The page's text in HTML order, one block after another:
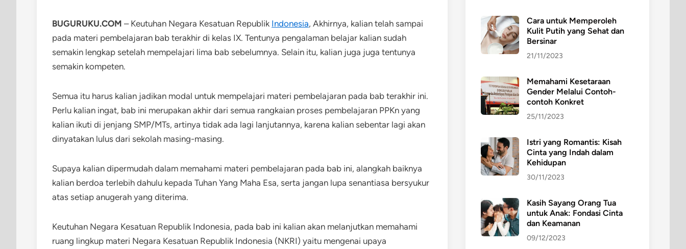
BUGURUKU.COM – Keutuhan Negara Kesatuan Republik Indonesia, Akhirnya, kalian telah sampai
pada materi pembelajaran bab terakhir di kelas IX. Tentunya pengalaman belajar kalian sudah
semakin lengkap setelah mempelajari lima bab sebelumnya. Selain itu, kalian juga juga tentunya
semakin kompeten.
Semua itu harus kalian jadikan modal untuk mempelajari materi pembelajaran pada bab terakhir ini.
Perlu kalian ingat, bab ini merupakan akhir dari semua rangkaian proses pembelajaran PPKn yang
kalian ikuti di jenjang SMP/MTs, artinya tidak ada lagi lanjutannya, karena kalian sebentar lagi akan
dinyatakan lulus dari sekolah masing-masing.
Supaya kalian dipermudah dalam memahami materi pembelajaran pada bab ini, alangkah baiknya
kalian berdoa terlebih dahulu kepada Tuhan Yang Maha Esa, serta jangan lupa senantiasa bersyukur
atas setiap anugerah yang diterima.
Keutuhan Negara Kesatuan Republik Indonesia, pada bab ini kalian akan melanjutkan memahami
ruang lingkup materi Negara Kesatuan Republik Indonesia (NKRI) yaitu mengenai upaya
Cara untuk Memperoleh
Kulit Putih yang Sehat dan
Bersinar
21/11/2023
Memahami Kesetaraan
Gender Melalui Contoh-
contoh Konkret
25/11/2023
Istri yang Romantis: Kisah
Cinta yang Indah dalam
Kehidupan
30/11/2023
Kasih Sayang Orang Tua
untuk Anak: Fondasi Cinta
dan Keamanan
09/12/2023